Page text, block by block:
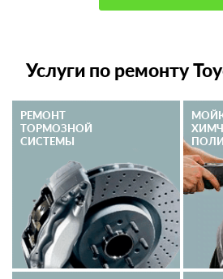
Услуги по ремонту
РЕМОНТ
ТОРМОЗНОЙ
СИСТЕМЫ